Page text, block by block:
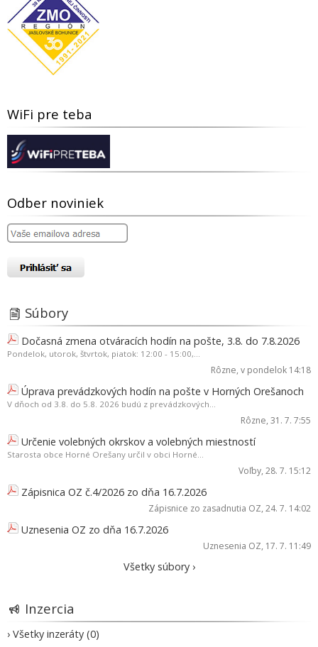
WiFi pre teba
Odber noviniek
Súbory
Dočasná zmena otváracích hodín na pošte, 3.8. do 7.8.2026
Pondelok, utorok, štvrtok, piatok: 12:00 - 15:00,...
Rôzne, v pondelok 14:18
Úprava prevádzkových hodín na pošte v Horných Orešanoch
V dňoch od 3.8. do 5.8. 2026 budú z prevádzkových...
Rôzne, 31. 7. 7:55
Určenie volebných okrskov a volebných miestností
Starosta obce Horné Orešany určil v obci Horné...
Voľby, 28. 7. 15:12
Zápisnica OZ č.4/2026 zo dňa 16.7.2026
Zápisnice zo zasadnutia OZ, 24. 7. 14:02
Uznesenia OZ zo dňa 16.7.2026
Uznesenia OZ, 17. 7. 11:49
Všetky súbory ›
Inzercia
› Všetky inzeráty (0)